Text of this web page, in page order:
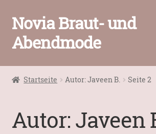
Zur
Navigation
springen
Zum
Inhalt
springen
Novia Braut- und
Abendmode
Home
Abendmode
Startseite Autor: Javeen B. Seite 2
Autor: Javeen